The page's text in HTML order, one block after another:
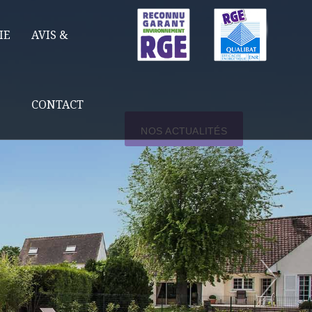
AVIS &
CONTACT
NOS ACTUALITÉS